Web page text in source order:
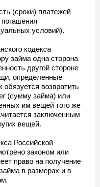
(сроки) платежей
условий).
кодекса
займа одна сторона
другой стороне
определенные
возвратить
(сумму займа) или
им вещей того же
заключенным
вещей.
Российской
законом или
право на получение
в размерах и в